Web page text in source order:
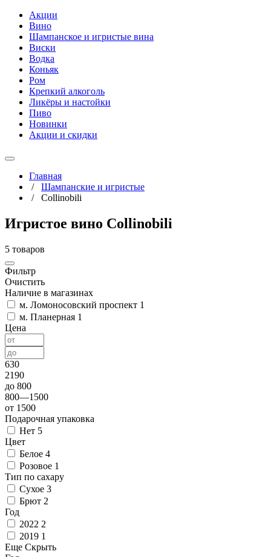
Акции
Вино
Шампанское и игристые вина
Виски
Водка
Коньяк
Ром
Крепкий алкоголь
Ликёры и настойки
Пиво
Новинки
Акции и скидки
Главная
/ Шампанские и игристые
/ Collinobili
Игристое вино Collinobili
5 товаров
Фильтр
Очистить
Наличие в магазинах
м. Ломоносовский проспект 1
м. Планерная 1
Цена
630
2190
до 800
800—1500
от 1500
Подарочная упаковка
Нет 5
Цвет
Белое 4
Розовое 1
Тип по сахару
Сухое 3
Брют 2
Год
2022 2
2019 1
Еще Скрыть